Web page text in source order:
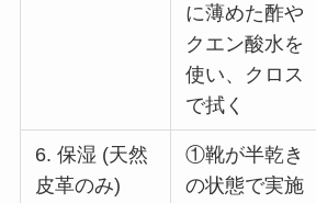
に薄めた酢や
クエン酸水を
使い、クロス
で拭く
6. 保湿 (天然
皮革のみ)
①靴が半乾き
の状態で実施